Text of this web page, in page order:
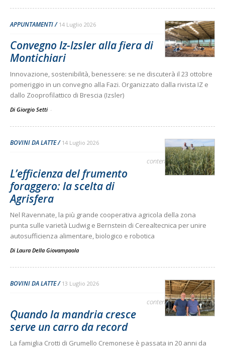
APPUNTAMENTI 14 Luglio 2026
Convegno Iz-Izsler alla fiera di
Montichiari
Innovazione, sostenibilità, benessere: se ne discuterà il 23 ottobre
pomeriggio in un convegno alla Fazi. Organizzato dalla rivista IZ e
dallo Zooprofilattico di Brescia (Izsler)
Di Giorgio Setti -
BOVINI DA LATTE 14 Luglio 2026
contenuto sponsorizzato
L’efficienza del frumento
foraggero: la scelta di
Agrisfera
Nel Ravennate, la più grande cooperativa agricola della zona
punta sulle varietà Ludwig e Bernstein di Cerealtecnica per unire
autosufficienza alimentare, biologico e robotica
Di Laura Della Giovampaola
BOVINI DA LATTE 13 Luglio 2026
contenuto sponsorizzato
Quando la mandria cresce
serve un carro da record
La famiglia Crotti di Grumello Cremonese è passata in 20 anni da